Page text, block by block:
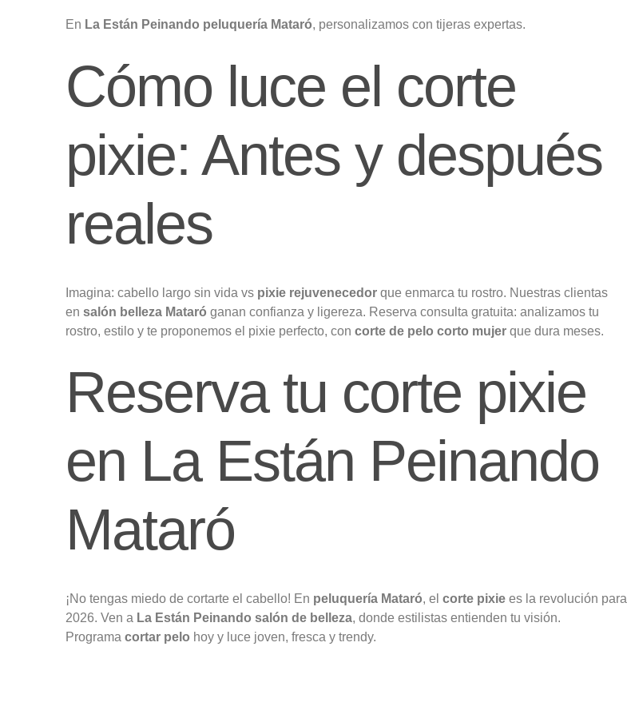
En La Están Peinando peluquería Mataró, personalizamos con tijeras expertas.
Cómo luce el corte
pixie: Antes y después
reales
Imagina: cabello largo sin vida vs pixie rejuvenecedor que enmarca tu rostro. Nuestras clientas
en salón belleza Mataró ganan confianza y ligereza. Reserva consulta gratuita: analizamos tu
rostro, estilo y te proponemos el pixie perfecto, con corte de pelo corto mujer que dura meses.
Reserva tu corte pixie
en La Están Peinando
Mataró
¡No tengas miedo de cortarte el cabello! En peluquería Mataró, el corte pixie es la revolución para
2026. Ven a La Están Peinando salón de belleza, donde estilistas entienden tu visión.
Programa cortar pelo hoy y luce joven, fresca y trendy.